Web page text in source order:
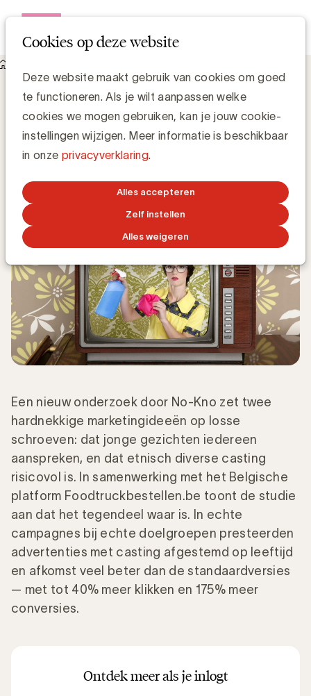
Cookies op deze website
Deze website maakt gebruik van cookies om goed
te functioneren. Als je wilt aanpassen welke
cookies we mogen gebruiken, kan je jouw cookie-
instellingen wijzigen. Meer informatie is beschikbaar
in onze privacyverklaring.
Alles accepteren
Zelf instellen
Alles weigeren
Stereotypen kosten merken geld
Johan van Mol, No-Kno
Oprichter
Een nieuw onderzoek door No-Kno zet twee
hardnekkige marketingideeën op losse
schroeven: dat jonge gezichten iedereen
aanspreken, en dat etnisch diverse casting
risicovol is. In samenwerking met het Belgische
platform Foodtruckbestellen.be toont de studie
aan dat het tegendeel waar is. In echte
campagnes bij echte doelgroepen presteerden
advertenties met casting afgestemd op leeftijd
en afkomst veel beter dan de standaardversies
— met tot 40% meer klikken en 175% meer
conversies.
Ontdek meer als je inlogt